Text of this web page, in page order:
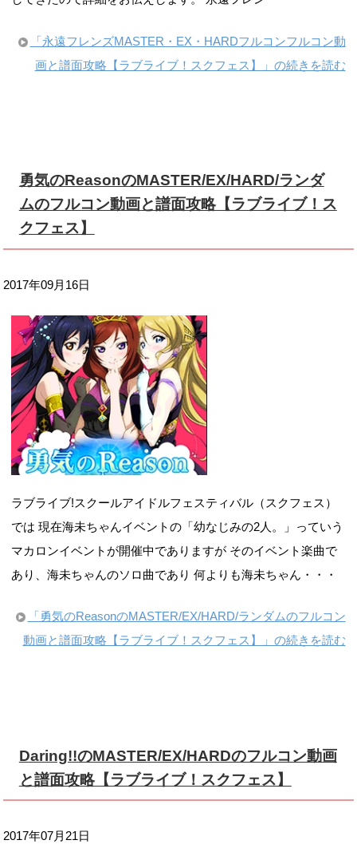
「永遠フレンズMASTER・EX・HARDフルコンフルコン動
画と譜面攻略【ラブライブ！スクフェス】」の続きを読む
勇気のReasonのMASTER/EX/HARD/ランダ
ムのフルコン動画と譜面攻略【ラブライブ！ス
クフェス】
2017年09月16日
ラブライブ!スクールアイドルフェスティバル（スクフェス）
では 現在海未ちゃんイベントの「幼なじみの2人。」っていう
マカロンイベントが開催中でありますが そのイベント楽曲で
あり、海未ちゃんのソロ曲であり 何よりも海未ちゃん・・・
「勇気のReasonのMASTER/EX/HARD/ランダムのフルコン
動画と譜面攻略【ラブライブ！スクフェス】」の続きを読む
Daring!!のMASTER/EX/HARDのフルコン動画
と譜面攻略【ラブライブ！スクフェス】
2017年07月21日